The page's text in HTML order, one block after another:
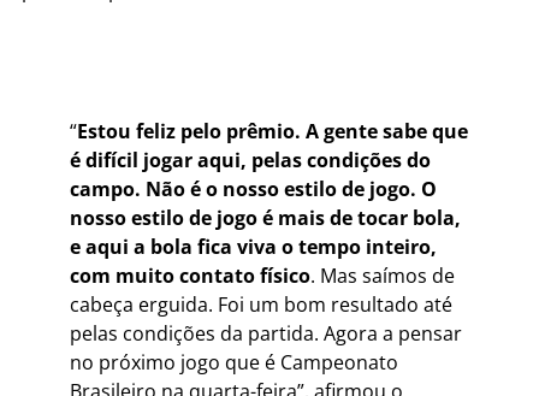
“Estou feliz pelo prêmio. A gente sabe que
é difícil jogar aqui, pelas condições do
campo. Não é o nosso estilo de jogo. O
nosso estilo de jogo é mais de tocar bola,
e aqui a bola fica viva o tempo inteiro,
com muito contato físico. Mas saímos de
cabeça erguida. Foi um bom resultado até
pelas condições da partida. Agora a pensar
no próximo jogo que é Campeonato